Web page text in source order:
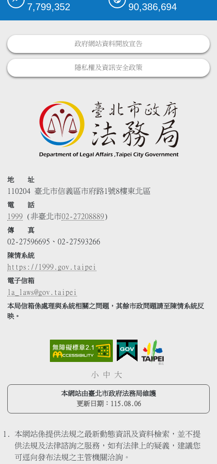
7,799,352 90,386,694
政府網站資料開放宣告
隱私權及資訊安全政策
地 址
110204 臺北市信義區市府路1號8樓東北區
電 話
1999 (非臺北市02-27208889)
傳 真
02-27596695、02-27593266
陳情系統
https://1999.gov.taipei
電子信箱
la_laws@gov.taipei
本局信箱係處理與系統相關之問題，其餘市政問題請至陳情系統反
映。
小 中 大
本網站由臺北市政府法務局維護
更新日期： 115.08.06
本網站係提供法規之最新動態資訊及資料檢索，並不提
供法規及法律諮詢之服務，如有法律上的疑義，建議您
可逕向發布法規之主管機關洽詢。